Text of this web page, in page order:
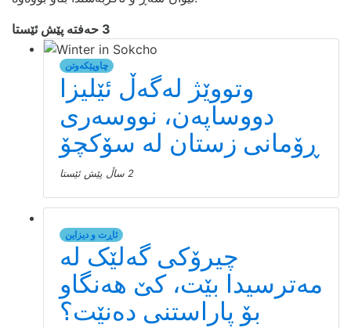
3 حەفتە پێش ئێستا
چاوپێکەوتن
وتووێژ لەگەڵ ئێلیزا
دووساپەن، نووسەری
ڕۆمانی زستان لە سۆکچۆ
2 ساڵ پێش ئێستا
ئاڕت و دیزاین
چیرۆکی گەلێک لە
مەترسیدا بێت، کێ هەنگاو
بۆ پاراستنی دەنێت؟